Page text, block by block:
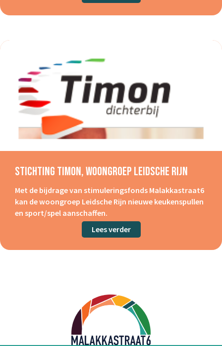
Stichting Timon, Woongroep Leidsche Rijn
Met de bijdrage van stimuleringsfonds Malakkastraat6
kan de woongroep Leidsche Rijn nieuwe keukenspullen
en sport/spel aanschaffen.
Lees verderabout Stichting Timon,